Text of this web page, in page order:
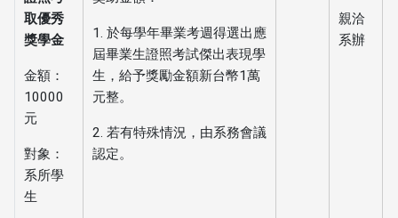
取優秀
獎學金
金額：
10000
元
對象：
系所學
生
1. 於每學年畢業考週得選出應
屆畢業生證照考試傑出表現學
生，給予獎勵金額新台幣1萬
元整。
2. 若有特殊情況，由系務會議
認定。
親洽
系辦